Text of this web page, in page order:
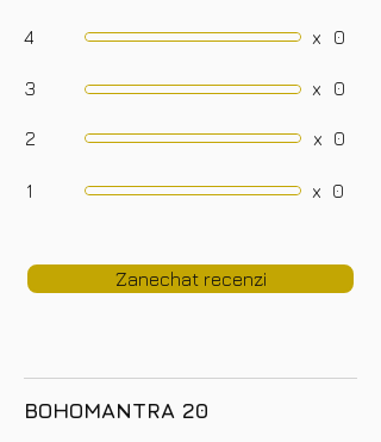
4 x 0
3 x 0
2 x 0
1 x 0
Zanechat recenzi
BOHOMANTRA 20